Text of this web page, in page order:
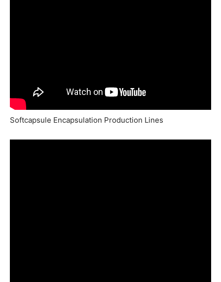
Softcapsule Encapsulation Production Lines